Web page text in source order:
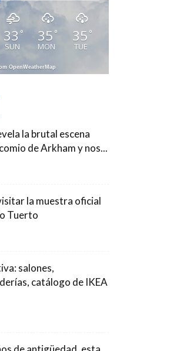
33 °
SUN
35 °
MON
35 °
TUE
OpenWeatherMap
la brutal escena
de Arkham y nos...
la muestra oficial
Tuerto
salones,
catálogo de IKEA